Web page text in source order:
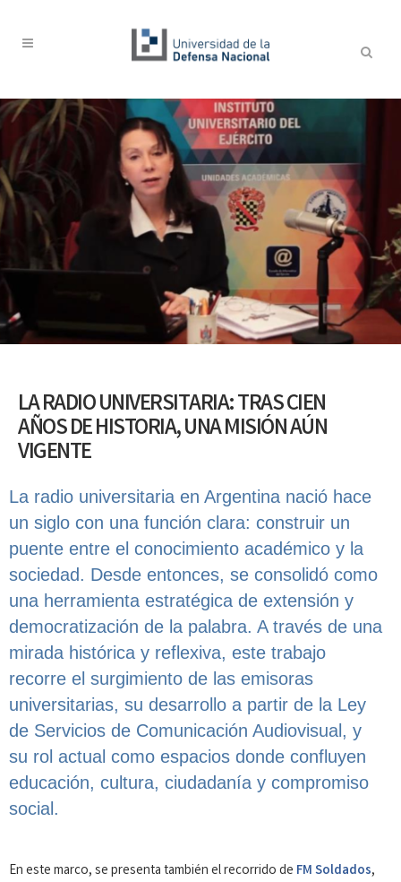
LA RADIO UNIVERSITARIA: TRAS CIEN
AÑOS DE HISTORIA, UNA MISIÓN AÚN
VIGENTE
La radio universitaria en Argentina nació hace
un siglo con una función clara: construir un
puente entre el conocimiento académico y la
sociedad. Desde entonces, se consolidó como
una herramienta estratégica de extensión y
democratización de la palabra. A través de una
mirada histórica y reflexiva, este trabajo
recorre el surgimiento de las emisoras
universitarias, su desarrollo a partir de la Ley
de Servicios de Comunicación Audiovisual, y
su rol actual como espacios donde confluyen
educación, cultura, ciudadanía y compromiso
social.
En este marco, se presenta también el recorrido de FM Soldados,